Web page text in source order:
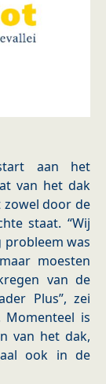
aan het
van het dak
door de
staat. “Wij
was
moesten
van de
Plus”, zei
Momenteel is
van het dak,
ook in de